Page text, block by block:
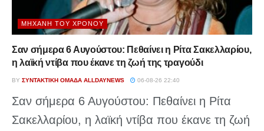
ΜΗΧΑΝΉ ΤΟΥ ΧΡΌΝΟΥ
Σαν σήμερα 6 Αυγούστου: Πεθαίνει η Ρίτα Σακελλαρίου,
η λαϊκή ντίβα που έκανε τη ζωή της τραγούδι
BY ΣΥΝΤΑΚΤΙΚΉ ΟΜΆΔΑ ALLDAYNEWS 06-08-26 22:40
Σαν σήμερα 6 Αυγούστου: Πεθαίνει η Ρίτα
Σακελλαρίου, η λαϊκή ντίβα που έκανε τη ζωή